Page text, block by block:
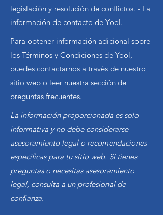
legislación y resolución de conflictos. - La
información de contacto de Yool.
Para obtener información adicional sobre
los Términos y Condiciones de Yool,
puedes contactarnos a través de nuestro
sitio web o leer nuestra sección de
preguntas frecuentes.
La información proporcionada es solo
informativa y no debe considerarse
asesoramiento legal o recomendaciones
específicas para tu sitio web. Si tienes
preguntas o necesitas asesoramiento
legal, consulta a un profesional de
confianza.